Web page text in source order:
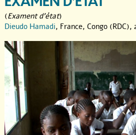
(Exament d'état)
Dieudo Hamadi, France, Congo (RDC),